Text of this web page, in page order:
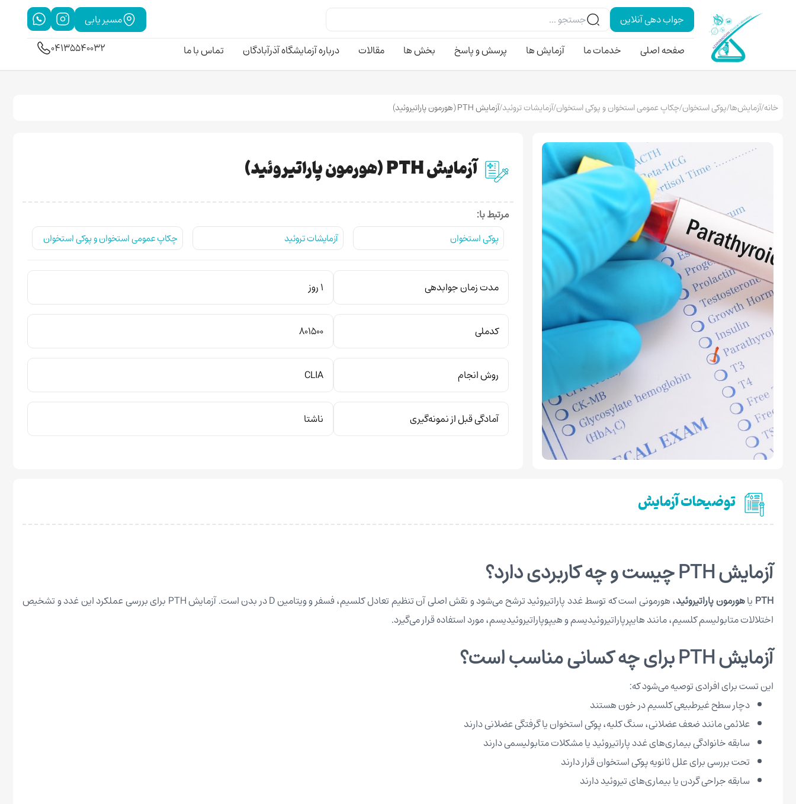
جواب دهی آنلاین
مسیر یابی
صفحه اصلی
خدمات ما آزمایش ها پرسش و پاسخ بخش ها مقالات درباره آزمایشگاه آذرآبادگان تماس با ما 04135540032
خانه/آزمایش‌ها/پوکی استخوان/چکاپ عمومی استخوان و پوکی استخوان/آزمایشات تروئید/آزمایش PTH (هورمون پاراتیروئید)
آزمایش PTH (هورمون پاراتیروئید)
مرتبط با:
پوکی استخوان آزمایشات تروئید چکاپ عمومی استخوان و پوکی استخوان
مدت زمان جوابدهی 1 روز
کدملی 801500
روش انجام CLIA
آمادگی قبل از نمونه‌گیری ناشتا
توضیحات آزمایش
آزمایش PTH چیست و چه کاربردی دارد؟
PTH یاهورمون پاراتیروئید
، هورمونی است که توسط غدد پاراتیروئید ترشح می‌شود و نقش اصلی آن تنظیم تعادل کلسیم، فسفر و ویتامین D در بدن است. آزمایش PTH برای بررسی عملکرد این غدد و تشخیص
اختلالات متابولیسم کلسیم، مانند هایپرپاراتیروئیدیسم و هیپوپاراتیروئیدیسم، مورد استفاده قرار می‌گیرد.
آزمایش PTH برای چه کسانی مناسب است؟
این تست برای افرادی توصیه می‌شود که:
دچار سطح غیرطبیعی کلسیم در خون هستند
علائمی مانند ضعف عضلانی، سنگ کلیه، پوکی استخوان یا گرفتگی عضلانی دارند
سابقه خانوادگی بیماری‌های غدد پاراتیروئید یا مشکلات متابولیسمی دارند
تحت بررسی برای علل ثانویه پوکی استخوان قرار دارند
سابقه جراحی گردن یا بیماری‌های تیروئید دارند